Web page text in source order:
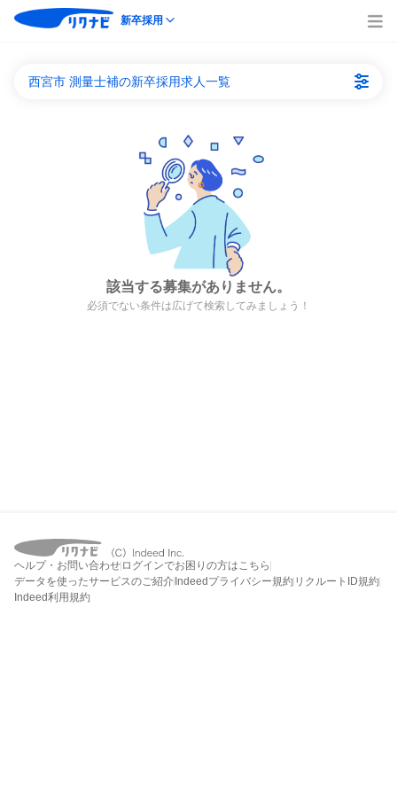
新卒採用
西宮市 測量士補の新卒採用求人一覧
該当する募集がありません。
必須でない条件は広げて検索してみましょう！
ヘルプ・お問い合わせ ログインでお困りの方はこちら
データを使ったサービスのご紹介 Indeedプライバシー規約 リクルートID規約
Indeed利用規約